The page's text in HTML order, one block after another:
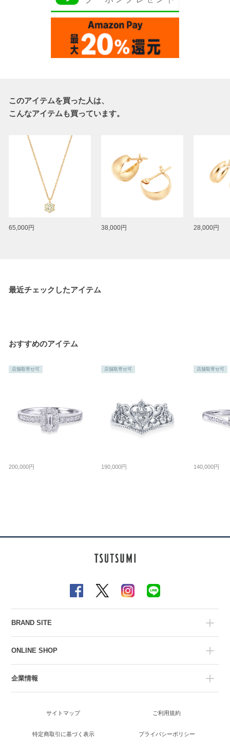
このアイテムを買った人は、
こんなアイテムも買っています。
65,000円 38,000円 28,000円
最近チェックしたアイテム
おすすめのアイテム
店舗取寄せ可
200,000円
店舗取寄せ可
190,000円
店舗取寄せ可
140,000円
BRAND SITE
ONLINE SHOP
企業情報
サイトマップ ご利用規約
特定商取引に基づく表示 プライバシーポリシー